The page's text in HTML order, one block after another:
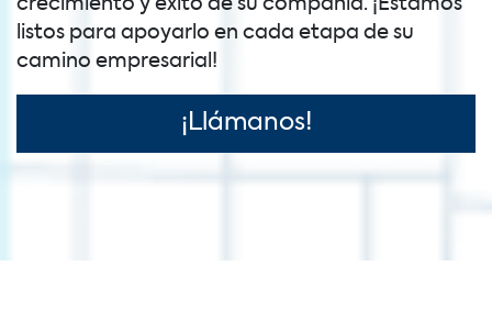
listos para apoyarlo en cada etapa de su
camino empresarial!
¡Llámanos!